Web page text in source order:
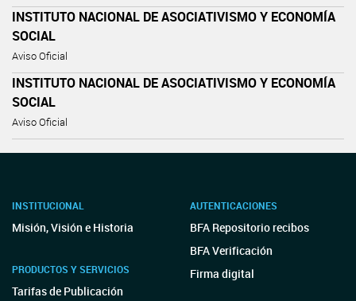
INSTITUTO NACIONAL DE ASOCIATIVISMO Y ECONOMÍA
SOCIAL
Aviso Oficial
INSTITUTO NACIONAL DE ASOCIATIVISMO Y ECONOMÍA
SOCIAL
Aviso Oficial
INSTITUCIONAL
Misión, Visión e Historia
PRODUCTOS Y SERVICIOS
Tarifas de Publicación
AUTENTICACIONES
BFA Repositorio recibos
BFA Verificación
Firma digital